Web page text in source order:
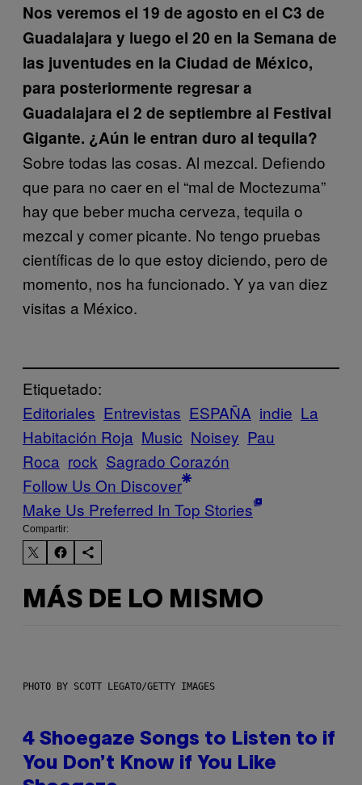
Nos veremos el 19 de agosto en el C3 de
Guadalajara y luego el 20 en la Semana de
las juventudes en la Ciudad de México,
para posteriormente regresar a
Guadalajara el 2 de septiembre al Festival
Gigante. ¿Aún le entran duro al tequila?
Sobre todas las cosas. Al mezcal. Defiendo
que para no caer en el “mal de Moctezuma”
hay que beber mucha cerveza, tequila o
mezcal y comer picante. No tengo pruebas
científicas de lo que estoy diciendo, pero de
momento, nos ha funcionado. Y ya van diez
visitas a México.
Etiquetado:
Editoriales Entrevistas ESPAÑA indie La
Habitación Roja Music Noisey Pau
Roca rock Sagrado Corazón
Follow Us On Discover
Make Us Preferred In Top Stories
Compartir:
MÁS DE LO MISMO
PHOTO BY SCOTT LEGATO/GETTY IMAGES
4 Shoegaze Songs to Listen to if
You Don’t Know if You Like